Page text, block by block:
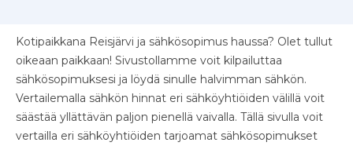
Kotipaikkana Reisjärvi ja sähkösopimus haussa? Olet tullut
oikeaan paikkaan! Sivustollamme voit kilpailuttaa
sähkösopimuksesi ja löydä sinulle halvimman sähkön.
Vertailemalla sähkön hinnat eri sähköyhtiöiden välillä voit
säästää yllättävän paljon pienellä vaivalla. Tällä sivulla voit
vertailla eri sähköyhtiöiden tarjoamat sähkösopimukset